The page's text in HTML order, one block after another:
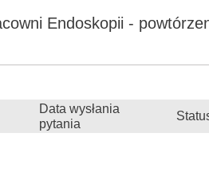
Endoskopii -
Data wysłania
pytania